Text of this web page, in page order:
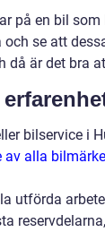
på en bil
se att
är det bra
bilservice i
av alla
utförda